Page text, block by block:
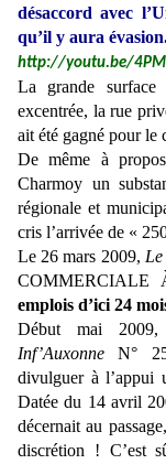
désaccord avec
qu’il y aura
http://youtu.be/
La grande
excentrée, la rue
ait été gagné pour le
De même à
Charmoy un
régionale et
cris l’arrivée de «
Le 26 mars 2009,
COMMERCIALE
emplois d’ici 24
Début mai 2009,
Inf’AuxonneN°
divulguer à l’appui
Datée du 14 avril
décernait au
discrétion ! C’est